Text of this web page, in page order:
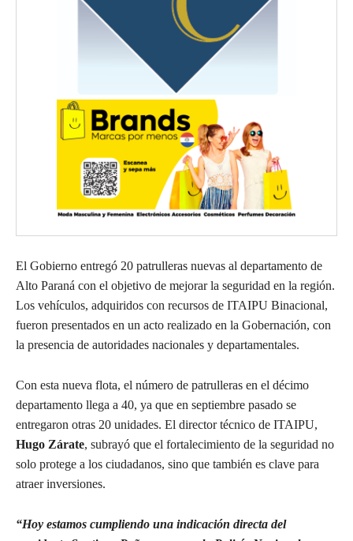
El Gobierno entregó 20 patrulleras nuevas al departamento de
Alto Paraná con el objetivo de mejorar la seguridad en la región.
Los vehículos, adquiridos con recursos de ITAIPU Binacional,
fueron presentados en un acto realizado en la Gobernación, con
la presencia de autoridades nacionales y departamentales.
Con esta nueva flota, el número de patrulleras en el décimo
departamento llega a 40, ya que en septiembre pasado se
entregaron otras 20 unidades. El director técnico de ITAIPU,
Hugo Zárate, subrayó que el fortalecimiento de la seguridad no
solo protege a los ciudadanos, sino que también es clave para
atraer inversiones.
“Hoy estamos cumpliendo una indicación directa del